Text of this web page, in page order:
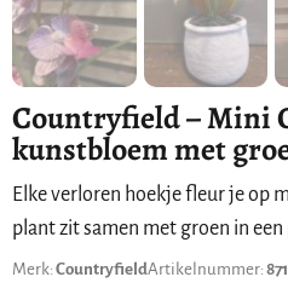
Countryfield – Mini
kunstbloem met
Elke verloren hoekje fleur je op
plant zit samen met groen in
Merk: CountryfieldArtikelnummer: